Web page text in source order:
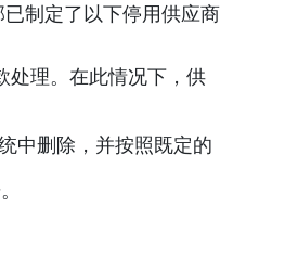
制定了以下停用供应商
处理。在此情况下，供
中删除，并按照既定的